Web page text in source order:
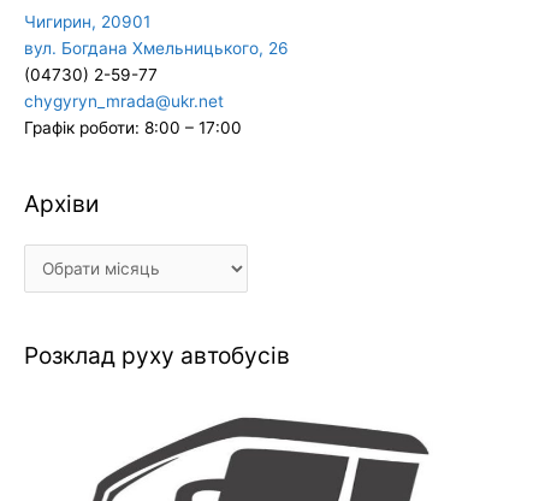
Чигирин, 20901
вул. Богдана Хмельницького, 26
(04730) 2-59-77
chygyryn_mrada@ukr.net
Графік роботи: 8:00 – 17:00
Архіви
Архіви
Розклад руху автобусів